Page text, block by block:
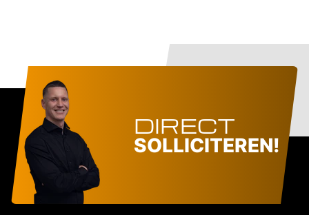
DIRECT
SOLLICITEREN!